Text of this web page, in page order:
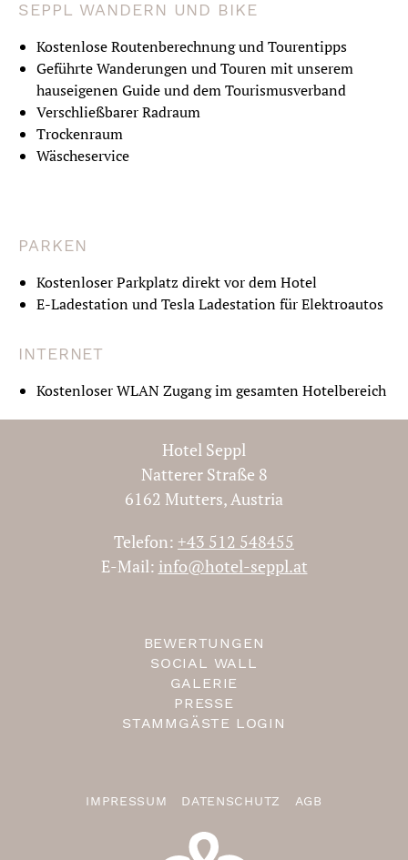
SEPPL WANDERN UND BIKE
Kostenlose Routenberechnung und Tourentipps
Geführte Wanderungen und Touren mit unserem
hauseigenen Guide und dem Tourismusverband
Verschließbarer Radraum
Trockenraum
Wäscheservice
PARKEN
Kostenloser Parkplatz direkt vor dem Hotel
E-Ladestation und Tesla Ladestation für Elektroautos
INTERNET
Kostenloser WLAN Zugang im gesamten Hotelbereich
BEWERTUNGEN
SOCIAL WALL
GALERIE
PRESSE
STAMMGÄSTE LOGIN
Hotel Seppl
Natterer Straße 8
6162 Mutters, Austria
Telefon: +43 512 548455
E-Mail: info@hotel-seppl.at
IMPRESSUM DATENSCHUTZ AGB